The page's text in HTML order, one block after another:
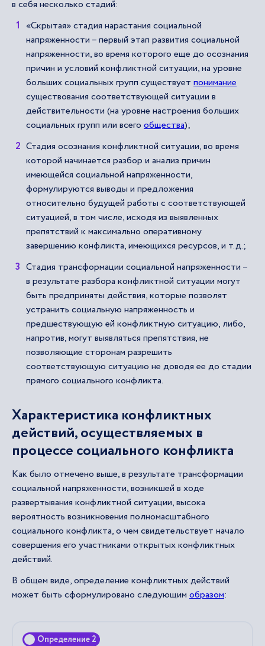
в себя несколько стадий:
«Скрытая» стадия нарастания социальной
напряженности – первый этап развития социальной
напряженности, во время которого еще до осознания
причин и условий конфликтной ситуации, на уровне
больших социальных групп существует понимание
существования соответствующей ситуации в
действительности (на уровне настроения больших
социальных групп или всего общества);
Стадия осознания конфликтной ситуации, во время
которой начинается разбор и анализ причин
имеющейся социальной напряженности,
формулируются выводы и предложения
относительно будущей работы с соответствующей
ситуацией, в том числе, исходя из выявленных
препятствий к максимально оперативному
завершению конфликта, имеющихся ресурсов, и т.д.;
Стадия трансформации социальной напряженности –
в результате разбора конфликтной ситуации могут
быть предприняты действия, которые позволят
устранить социальную напряженность и
предшествующую ей конфликтную ситуацию, либо,
напротив, могут выявляться препятствия, не
позволяющие сторонам разрешить
соответствующую ситуацию не доводя ее до стадии
прямого социального конфликта.
Характеристика конфликтных
действий, осуществляемых в
процессе социального конфликта
Как было отмечено выше, в результате трансформации
социальной напряженности, возникшей в ходе
развертывания конфликтной ситуации, высока
вероятность возникновения полномасштабного
социального конфликта, о чем свидетельствует начало
совершения его участниками открытых конфликтных
действий.
В общем виде, определение конфликтных действий
может быть сформулировано следующим образом:
Определение 2